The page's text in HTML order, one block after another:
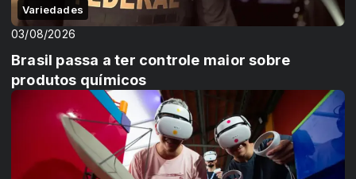
Variedades
03/08/2026
Brasil passa a ter controle maior sobre
produtos químicos